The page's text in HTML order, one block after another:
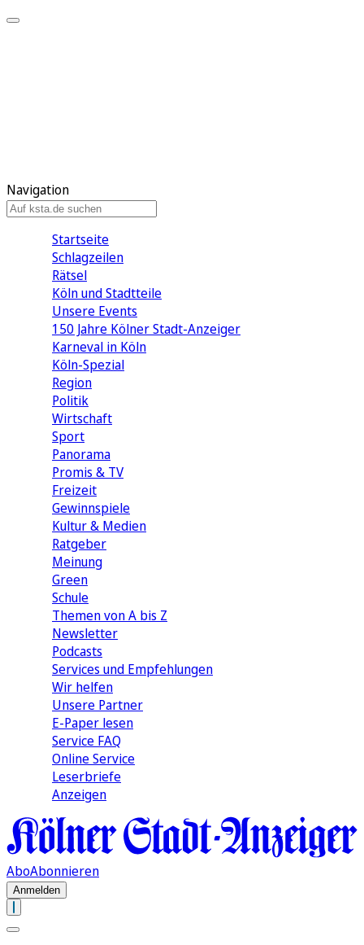
Navigation
Startseite
Schlagzeilen
Rätsel
Köln und Stadtteile
Unsere Events
150 Jahre Kölner Stadt-Anzeiger
Karneval in Köln
Köln-Spezial
Region
Politik
Wirtschaft
Sport
Panorama
Promis & TV
Freizeit
Gewinnspiele
Kultur & Medien
Ratgeber
Meinung
Green
Schule
Themen von A bis Z
Newsletter
Podcasts
Services und Empfehlungen
Wir helfen
Unsere Partner
E-Paper lesen
Service FAQ
Online Service
Leserbriefe
Anzeigen
AboAbonnieren
Anmelden